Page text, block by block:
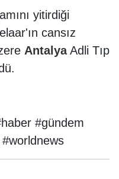
yitirdiği
cansız
AntalyaAdli Tıp
#gündem